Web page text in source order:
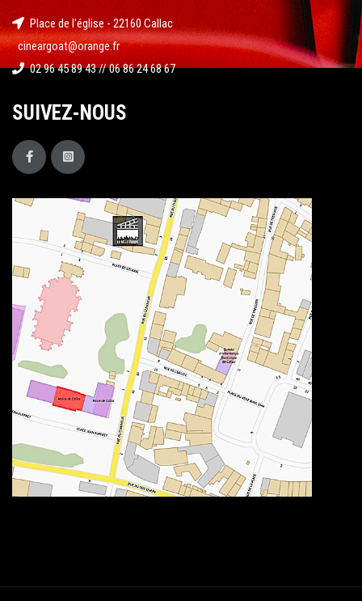
Place de l'église - 22160 Callac
cineargoat@orange.fr
02 96 45 89 43 // 06 86 24 68 67
SUIVEZ-NOUS